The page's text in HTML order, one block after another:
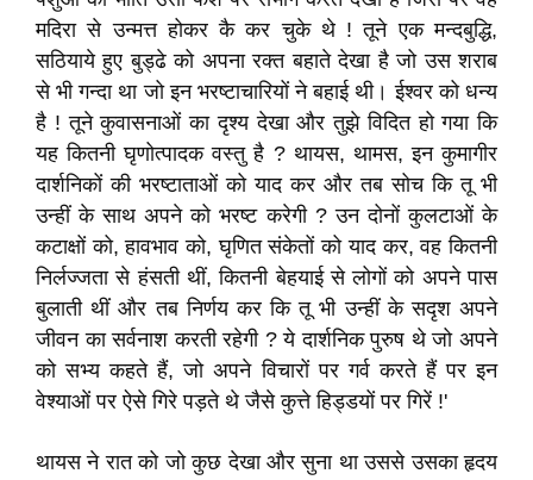
मदिरा से उन्मत्त होकर कै कर चुके थे ! तूने एक मन्दबुद्धि,
सठियाये हुए बुड्ढे को अपना रक्त बहाते देखा है जो उस शराब
से भी गन्दा था जो इन भरष्टाचारियों ने बहाई थी। ईश्वर को धन्य
है ! तूने कुवासनाओं का दृश्य देखा और तुझे विदित हो गया कि
यह कितनी घृणोत्पादक वस्तु है ? थायस, थामस, इन कुमागीर
दार्शनिकों की भरष्टाताओं को याद कर और तब सोच कि तू भी
उन्हीं के साथ अपने को भरष्ट करेगी ? उन दोनों कुलटाओं के
कटाक्षों को, हावभाव को, घृणित संकेतों को याद कर, वह कितनी
निर्लज्जता से हंसती थीं, कितनी बेहयाई से लोगों को अपने पास
बुलाती थीं और तब निर्णय कर कि तू भी उन्हीं के सदृश अपने
जीवन का सर्वनाश करती रहेगी ? ये दार्शनिक पुरुष थे जो अपने
को सभ्य कहते हैं, जो अपने विचारों पर गर्व करते हैं पर इन
वेश्याओं पर ऐसे गिरे पड़ते थे जैसे कुत्ते हिड्डयों पर गिरें !'
थायस ने रात को जो कुछ देखा और सुना था उससे उसका हृदय